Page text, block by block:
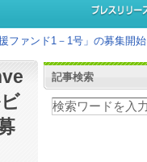
ファンド1－1号」の募集開始
記事検索